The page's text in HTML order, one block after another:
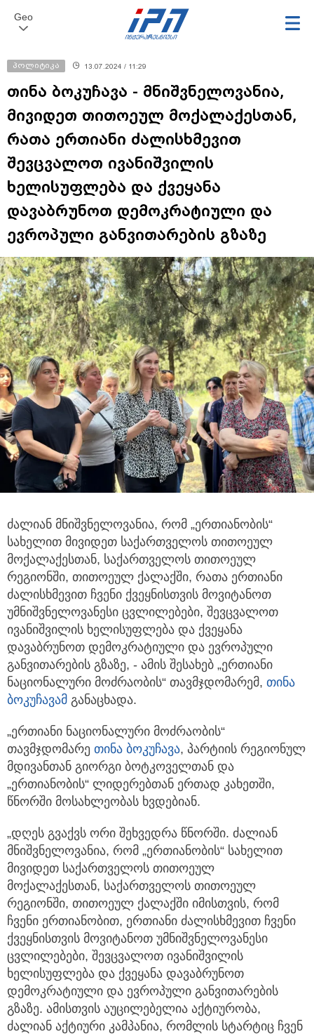
Geo
პოლიტიკა 13.07.2024 / 11:29
თინა ბოკუჩავა - მნიშვნელოვანია,
მივიდეთ თითოეულ მოქალაქესთან,
რათა ერთიანი ძალისხმევით
შევცვალოთ ივანიშვილის
ხელისუფლება და ქვეყანა
დავაბრუნოთ დემოკრატიული და
ევროპული განვითარების გზაზე
ძალიან მნიშვნელოვანია, რომ „ერთიანობის“
სახელით მივიდეთ საქართველოს თითოეულ
მოქალაქესთან, საქართველოს თითოეულ
რეგიონში, თითოეულ ქალაქში, რათა ერთიანი
ძალისხმევით ჩვენი ქვეყნისთვის მოვიტანოთ
უმნიშვნელოვანესი ცვლილებები, შევცვალოთ
ივანიშვილის ხელისუფლება და ქვეყანა
დავაბრუნოთ დემოკრატიული და ევროპული
განვითარების გზაზე, - ამის შესახებ „ერთიანი
ნაციონალური მოძრაობის“ თავმჯდომარემ, თინა
ბოკუჩავამ განაცხადა.
„ერთიანი ნაციონალური მოძრაობის“
თავმჯდომარე თინა ბოკუჩავა, პარტიის რეგიონულ
მდივანთან გიორგი ბოტკოველთან და
„ერთიანობის“ ლიდერებთან ერთად კახეთში,
წნორში მოსახლეობას ხვდებიან.
„დღეს გვაქვს ორი შეხვედრა წნორში. ძალიან
მნიშვნელოვანია, რომ „ერთიანობის“ სახელით
მივიდეთ საქართველოს თითოეულ
მოქალაქესთან, საქართველოს თითოეულ
რეგიონში, თითოეულ ქალაქში იმისთვის, რომ
ჩვენი ერთიანობით, ერთიანი ძალისხმევით ჩვენი
ქვეყნისთვის მოვიტანოთ უმნიშვნელოვანესი
ცვლილებები, შევცვალოთ ივანიშვილის
ხელისუფლება და ქვეყანა დავაბრუნოთ
დემოკრატიული და ევროპული განვითარების
გზაზე. ამისთვის აუცილებელია აქტიურობა,
ძალიან აქტიური კამპანია, რომლის სტარტიც ჩვენ